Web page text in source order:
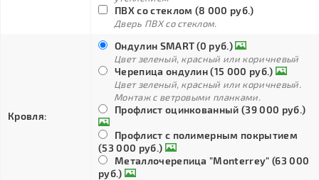
ПВХ со стеклом (8 000 руб.)
Дверь ПВХ со стеклом.
Кровля:
Ондулин SMART (0 руб.)
Цвет зеленый, красный или коричневый
Черепица ондулин (15 000 руб.)
Цвет зеленый, красный или коричневый.
Монтаж с ветровыми планками.
Профлист оцинкованный (39 000 руб.)
Профлист с полимерным покрытием
(53 000 руб.)
Металлочерепица "Monterrey" (63 000
руб.)